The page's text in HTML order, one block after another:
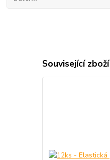
Související zboží